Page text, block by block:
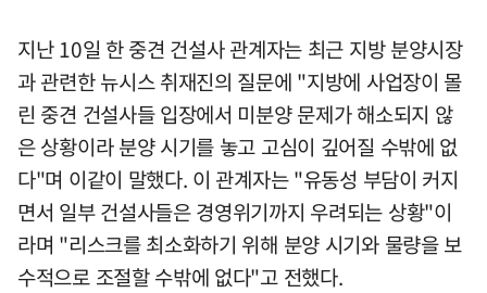
지난 10일 한 중견 건설사 관계자는 최근 지방 분양시장
과 관련한 뉴시스 취재진의 질문에 "지방에 사업장이 몰
린 중견 건설사들 입장에서 미분양 문제가 해소되지 않
은 상황이라 분양 시기를 놓고 고심이 깊어질 수밖에 없
다"며 이같이 말했다. 이 관계자는 "유동성 부담이 커지
면서 일부 건설사들은 경영위기까지 우려되는 상황"이
라며 "리스크를 최소화하기 위해 분양 시기와 물량을 보
수적으로 조절할 수밖에 없다"고 전했다.